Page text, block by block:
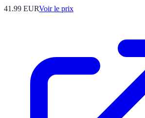
41.99 EURVoir le prix